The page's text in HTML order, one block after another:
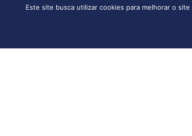
Este site busca utilizar cookies para melhorar o